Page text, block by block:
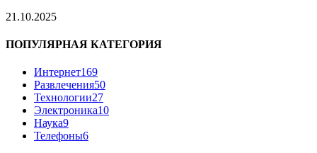
21.10.2025
ПОПУЛЯРНАЯ КАТЕГОРИЯ
Интернет169
Развлечения50
Технологии27
Электроника10
Наука9
Телефоны6